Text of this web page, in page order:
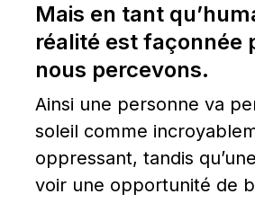
Mais en tant
réalité est façonnée
nous percevons.
Ainsi une personne va
soleil comme
oppressant, tandis
voir une opportunité de